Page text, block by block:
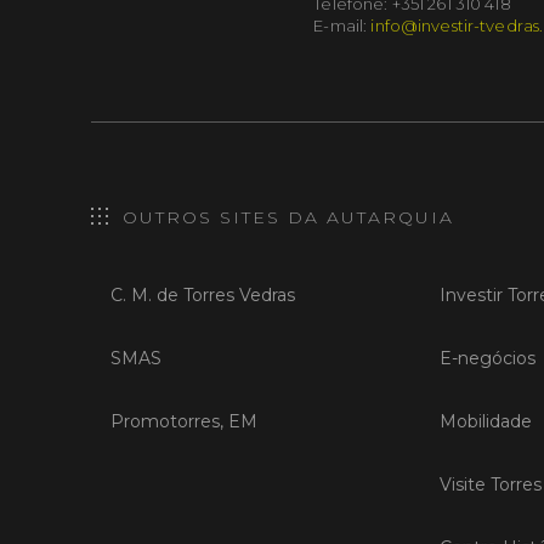
E-mail: info@investir-
OUTROS SITES DA AUTARQUIA
C. M. de Torres Vedras
SMAS
Promotorres, EM
Investir
E-negócios
Mobilidade
Visite